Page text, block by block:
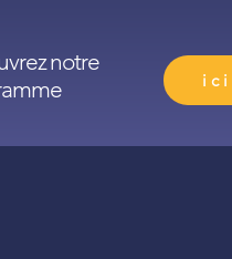
notre
ici